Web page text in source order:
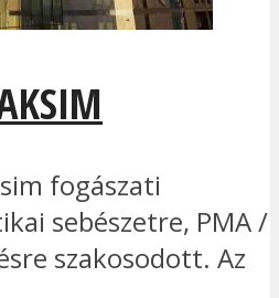
fogászati
sebészetre, PMA /
szakosodott. Az